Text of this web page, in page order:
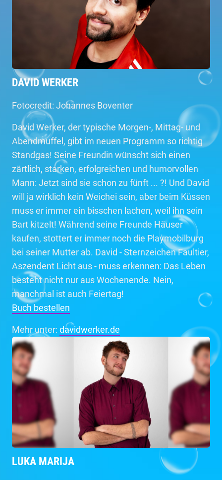
DAVID WERKER
Fotocredit: Johannes Boventer
David Werker, der typische Morgen-, Mittag- und
Abendmuffel, gibt im neuen Programm so richtig
Standgas! Seine Freundin wünscht sich einen
zärtlich, starken, erfolgreichen und humorvollen
Mann: Jetzt sind sie schon zu fünft ... ?! Und David
will ja wirklich kein Weichei sein, aber beim Küssen
muss er immer ein bisschen lachen, weil ihn sein
Bart kitzelt! Während seine Freunde Häuser
kaufen, stottert er immer noch die Playmobilburg
bei seiner Mutter ab. David - Sternzeichen Faultier,
Aszendent Licht aus - muss erkennen: Das Leben
besteht nicht nur aus Wochenende. Nein,
manchmal ist auch Feiertag!
Buch bestellen
Mehr unter: davidwerker.de
LUKA MARIJA